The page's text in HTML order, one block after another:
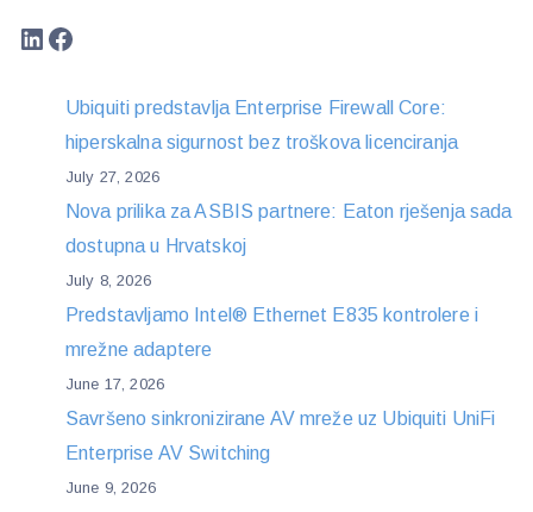
LinkedIn
Facebook
Ubiquiti predstavlja Enterprise Firewall Core:
hiperskalna sigurnost bez troškova licenciranja
July 27, 2026
Nova prilika za ASBIS partnere: Eaton rješenja sada
dostupna u Hrvatskoj
July 8, 2026
Predstavljamo Intel® Ethernet E835 kontrolere i
mrežne adaptere
June 17, 2026
Savršeno sinkronizirane AV mreže uz Ubiquiti UniFi
Enterprise AV Switching
June 9, 2026